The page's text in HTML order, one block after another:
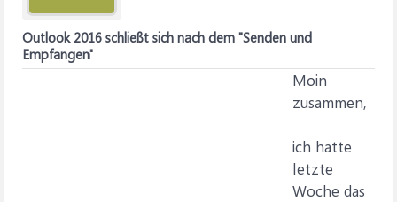
Outlook 2016 schließt sich nach dem "Senden und
Empfangen"
Moin
zusammen,
ich hatte
letzte
Woche das